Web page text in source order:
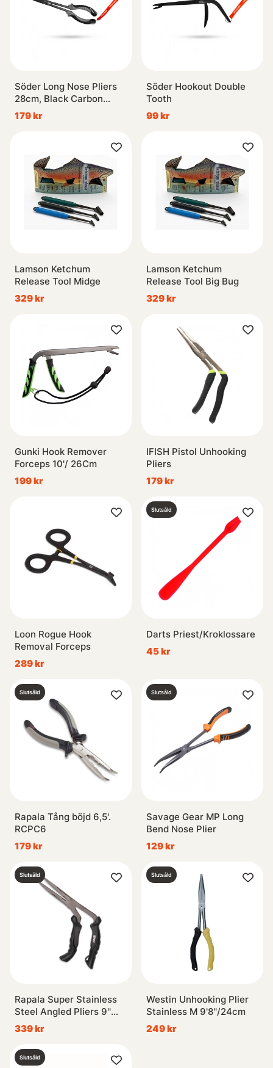
Söder Long Nose Pliers
28cm, Black Carbon
Steel
179 kr
Söder Hookout Double
Tooth
99 kr
Lamson Ketchum
Release Tool Midge
329 kr
Lamson Ketchum
Release Tool Big Bug
329 kr
Gunki Hook Remover
Forceps 10'/ 26Cm
199 kr
IFISH Pistol Unhooking
Pliers
179 kr
Loon Rogue Hook
Removal Forceps
289 kr
Slutsåld
Darts Priest/Kroklossare
45 kr
Slutsåld
Rapala Tång böjd 6,5'.
RCPC6
179 kr
Slutsåld
Savage Gear MP Long
Bend Nose Plier
129 kr
Slutsåld
Rapala Super Stainless
Steel Angled Pliers 9''
23cm
339 kr
Slutsåld
Westin Unhooking Plier
Stainless M 9'8''/24cm
249 kr
Slutsåld